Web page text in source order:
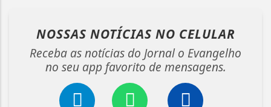
NOSSAS NOTÍCIAS NO CELULAR
Receba as notícias do Jornal o Evangelho
no seu app favorito de mensagens.